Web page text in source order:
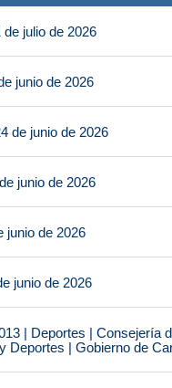
julio de 2026
junio de 2026
de junio de 2026
junio de 2026
junio de 2026
junio de 2026
| Deportes | Consejería
Deportes | Gobierno de